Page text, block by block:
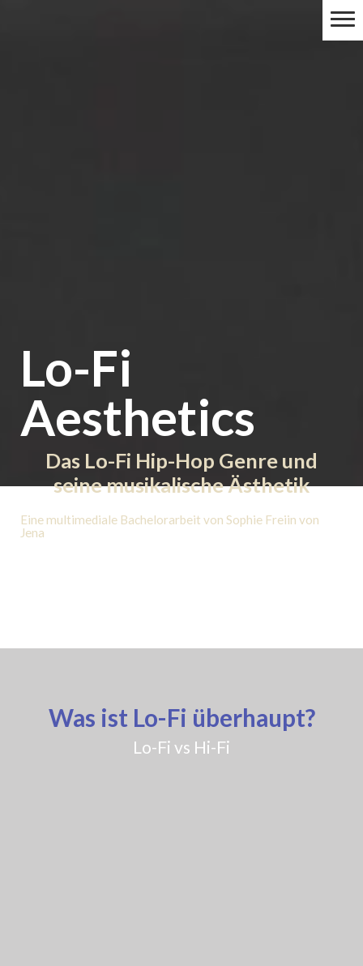
Lo-Fi
Aesthetics
Das Lo-Fi Hip-Hop Genre und
seine musikalische Ästhetik
Eine multimediale Bachelorarbeit von Sophie Freiin von
Jena
Was ist Lo-Fi überhaupt?
Lo-Fi vs Hi-Fi